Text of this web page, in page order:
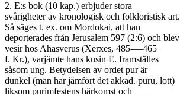
2. E:s bok (10 kap.) erbjuder stora
svårigheter av kronologisk och folkloristisk art.
Så säges t. ex. om Mordokai, att han
deporterades från Jerusalem 597 (2:6) och blev
vesir hos Ahasverus (Xerxes, 485-—465
f. Kr.), varjämte hans kusin E. framställes
såsom ung. Betydelsen av ordet pur är
dunkel (man har jämfört det akkad. puru, lott)
liksom purimfestens härkomst och